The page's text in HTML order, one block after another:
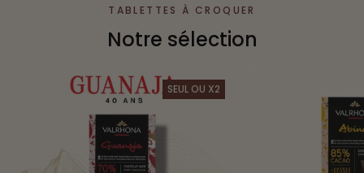
TABLETTES À CROQUER
Notre sélection
SEUL OU X2